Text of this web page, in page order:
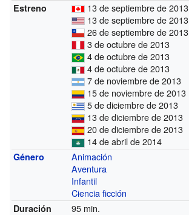
Estreno
13 de septiembre de 2013
13 de septiembre de 2013
26 de septiembre de 2013
3 de octubre de 2013
4 de octubre de 2013
4 de octubre de 2013
7 de noviembre de 2013
15 de noviembre de 2013
5 de diciembre de 2013
13 de diciembre de 2013
20 de diciembre de 2013
14 de abril de 2014
Género
Animación
Aventura
Infantil
Ciencia ficción
Duración 95 min.